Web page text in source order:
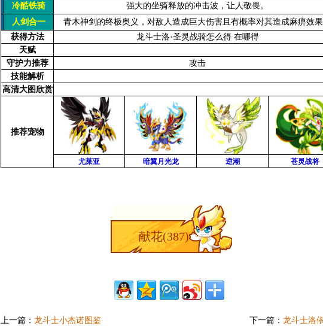
冷酷铁骑 强大的坐骑释放的冲击波，让人敬畏。
人剑合一
青木神剑的终极奥义，对敌人造成巨大伤害且有概率对其造成麻痹效果
获得方法
龙斗士洛·圣灵战骑怎么得 在哪得
天赋
守护力推荐
攻击
技能解析
高清大图欣赏
推荐宠物
尤莱亚 暗翼月光龙 逆潮 苍灵战将
献花(387)
上一篇： 龙斗士小杰诺图鉴 下一篇： 龙斗士洛